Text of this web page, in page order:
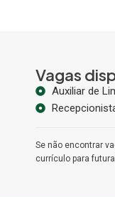
Vagas
Auxiliar de
Se não encontrar
currículo para